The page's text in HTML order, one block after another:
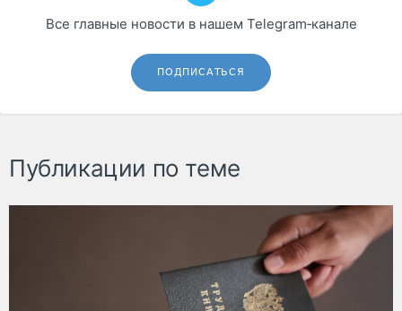
Все главные новости в нашем Telegram‑канале
ПОДПИСАТЬСЯ
Публикации по теме